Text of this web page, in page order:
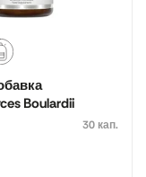
Boulardii
30 кап.